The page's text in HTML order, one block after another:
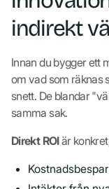
indirekt
Innan du bygger ett
om vad som räknas
snett. De blandar
samma sak.
Direkt ROIär